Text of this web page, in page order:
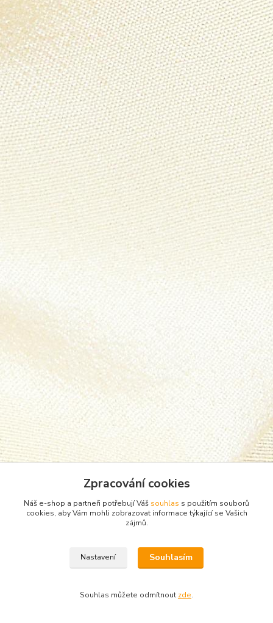
Zboží zařazeno v kategoriích
Punčocháče, silonky, ponožky
Zpracování cookies
Náš e-shop a partneři potřebují Váš souhlas s použitím souborů
cookies, aby Vám mohli zobrazovat informace týkající se Vašich
zájmů.
Nastavení Souhlasím
Souhlas můžete odmítnout zde.